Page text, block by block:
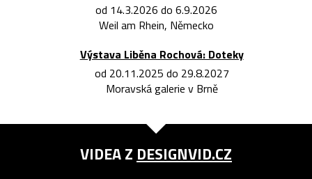
od 14.3.2026 do 6.9.2026
Weil am Rhein, Německo
Výstava Liběna Rochová: Doteky
od 20.11.2025 do 29.8.2027
Moravská galerie v Brně
VIDEA Z DESIGNVID.CZ